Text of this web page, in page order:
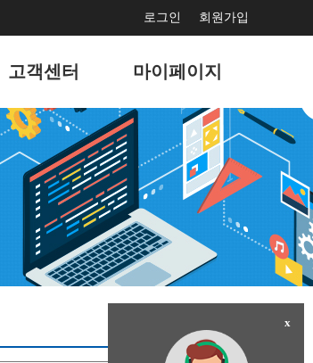
회원가입
로그인
마이페이지
서비스 사용현황
회원정보 관리
나의 서비스 관리
나의 도메인 관리
고객센터
공지사항
문의게시판
고객지원게시판
자주묻는 질문
이벤트
x